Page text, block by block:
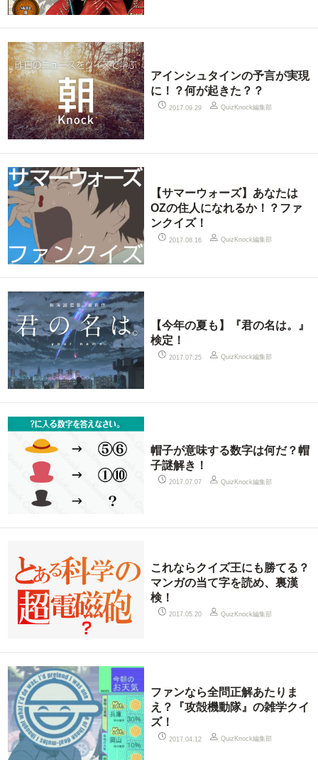
アインシュタインの予言が実現
に！？何が起きた？？
2017.09.29 QuizKnock編集部
【サマーウォーズ】あなたは
OZの住人になれるか！？ファ
ンクイズ！
2017.08.16 QuizKnock編集部
【今年の夏も】『君の名は。』
検定！
2017.07.25 QuizKnock編集部
帽子が意味する数字は何だ？帽
子謎解き！
2017.07.07 QuizKnock編集部
これならクイズ王にも勝てる？
マンガの当て字を読め、裏漢
検！
2017.05.20 QuizKnock編集部
ファンなら全問正解あたりま
え？『攻殻機動隊』の雑学クイ
ズ！
2017.04.12 QuizKnock編集部